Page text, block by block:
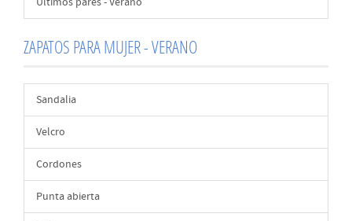
ZAPATOS PARA MUJER - VERANO
Sandalia
Velcro
Cordones
Punta abierta